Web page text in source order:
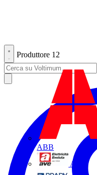
Produttore 12
ABB
AVE